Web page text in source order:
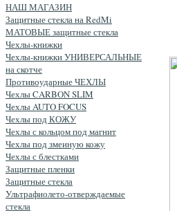
НАШ МАГАЗИН
Защитные стекла на RedMi
МАТОВЫЕ защитные стекла
Чехлы-книжки
Чехлы-книжки УНИВЕРСАЛЬНЫЕ
на скотче
Противоударные ЧЕХЛЫ
Чехлы CARBON SLIM
Чехлы AUTO FOCUS
Чехлы под КОЖУ
Чехлы с кольцом под магнит
Чехлы под змеиную кожу
Чехлы с блестками
Защитные пленки
Защитные стекла
Ультрафиолето-отверждаемые
стекла